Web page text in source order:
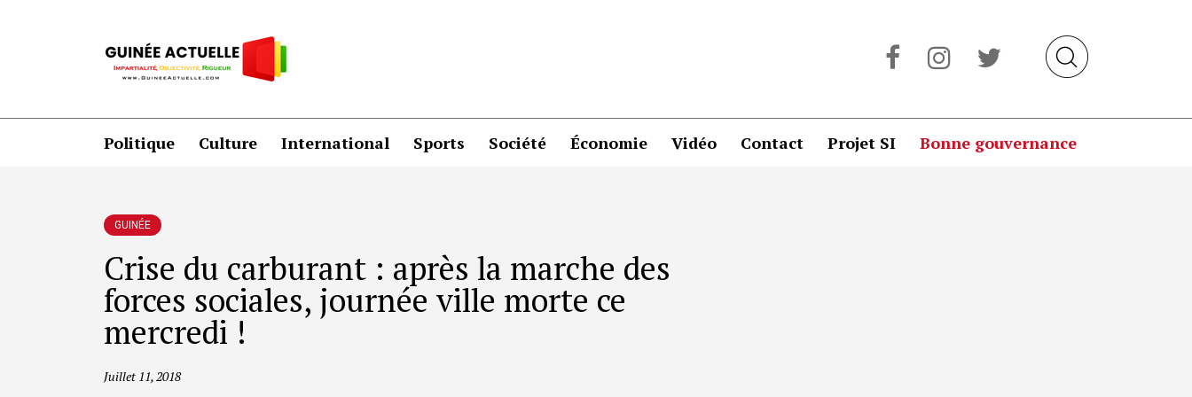
Politique Culture International Sports Société Économie Vidéo Contact Projet SI Bonne gouvernance
GUINÉE
Crise du carburant : après la marche des
forces sociales, journée ville morte ce
mercredi !
Juillet 11, 2018